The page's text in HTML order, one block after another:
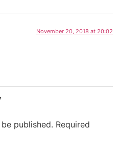
November 20, 2018 at 20:02
published. Required